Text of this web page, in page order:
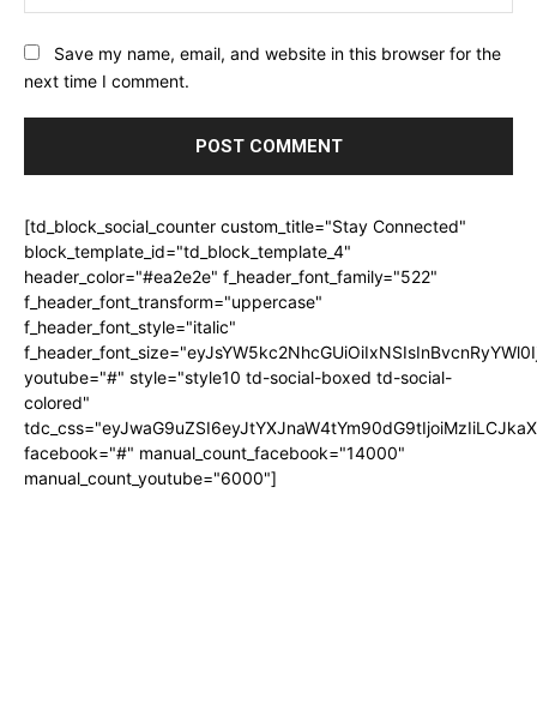
Save my name, email, and website in this browser for the
next time I comment.
[td_block_social_counter custom_title="Stay Connected"
block_template_id="td_block_template_4"
header_color="#ea2e2e" f_header_font_family="522"
f_header_font_transform="uppercase"
f_header_font_style="italic"
youtube="#" style="style10 td-social-boxed td-social-
colored"
facebook="#" manual_count_facebook="14000"
manual_count_youtube="6000"]